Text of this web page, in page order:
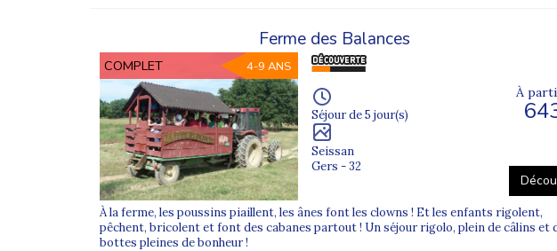
Ferme des Balances
COMPLET 4-9 ANS
Séjour de 5 jour(s)
Seissan
Gers - 32
À
À la ferme, les poussins piaillent, les ânes font les clowns ! Et les enfants rigolent,
pêchent, bricolent et font des cabanes partout ! Un séjour rigolo, plein de câlins et
bottes pleines de bonheur !